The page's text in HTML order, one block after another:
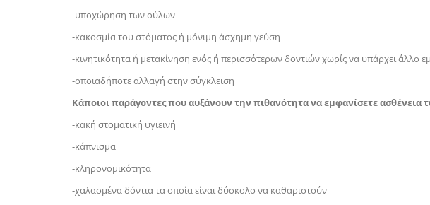
-υποχώρηση των ούλων
-κακοσμία του στόματος ή μόνιμη άσχημη γεύση
-κινητικότητα ή μετακίνηση ενός ή περισσότερων δοντιών χωρίς να υπάρχει άλλο
-οποιαδήποτε αλλαγή στην σύγκλειση
Κάποιοι παράγοντες που αυξάνουν την πιθανότητα να εμφανίσετε ασθένεια
-κακή στοματική υγιεινή
-κάπνισμα
-κληρονομικότητα
-χαλασμένα δόντια τα οποία είναι δύσκολο να καθαριστούν